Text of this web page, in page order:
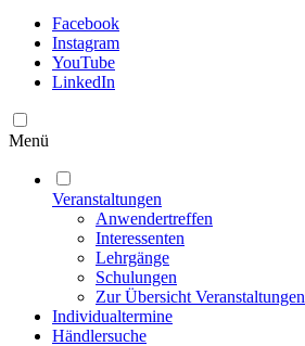
Facebook
Instagram
YouTube
LinkedIn
Menü
Veranstaltungen
Anwendertreffen
Interessenten
Lehrgänge
Schulungen
Zur Übersicht Veranstaltungen
Individualtermine
Händlersuche